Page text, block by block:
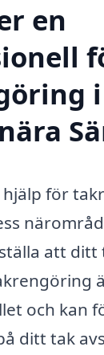
en
för
att ditt
och kan
ditt tak